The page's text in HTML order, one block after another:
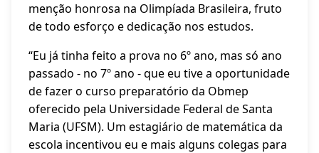
menção honrosa na Olimpíada Brasileira, fruto
de todo esforço e dedicação nos estudos.
“Eu já tinha feito a prova no 6º ano, mas só ano
passado - no 7º ano - que eu tive a oportunidade
de fazer o curso preparatório da Obmep
oferecido pela Universidade Federal de Santa
Maria (UFSM). Um estagiário de matemática da
escola incentivou eu e mais alguns colegas para